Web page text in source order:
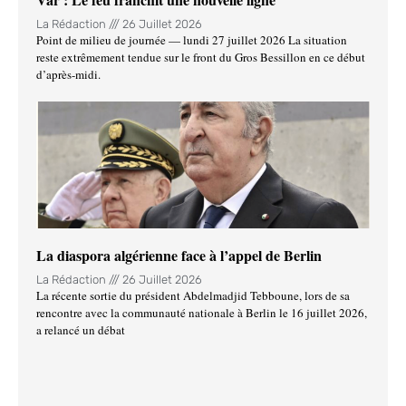
La Rédaction 26 Juillet 2026
Point de milieu de journée — lundi 27 juillet 2026 La situation
reste extrêmement tendue sur le front du Gros Bessillon en ce début
d’après-midi.
La diaspora algérienne face à l’appel de Berlin
La Rédaction 26 Juillet 2026
La récente sortie du président Abdelmadjid Tebboune, lors de sa
rencontre avec la communauté nationale à Berlin le 16 juillet 2026,
a relancé un débat